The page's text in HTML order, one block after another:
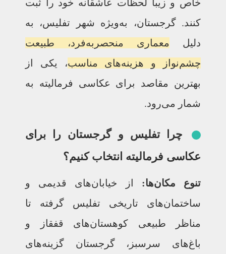
خاص و زیبا لحظات عاشقانه خود را ثبت
کنند. گرجستان، به‌ویژه شهر تفلیس، به
دلیل معماری منحصر‌به‌فرد، طبیعت
چشم‌نواز و هزینه‌های مناسب، یکی از
بهترین مقاصد برای عکاسی فرمالیته به
شمار می‌رود.
چرا تفلیس و گرجستان را برای
عکاسی فرمالیته انتخاب کنیم؟
تنوع مکان‌ها: از خیابان‌های قدیمی و
ساختمان‌های تاریخی تفلیس گرفته تا
مناظر طبیعی کوهستان‌های قفقاز و
باغ‌های سرسبز، گرجستان گزینه‌های